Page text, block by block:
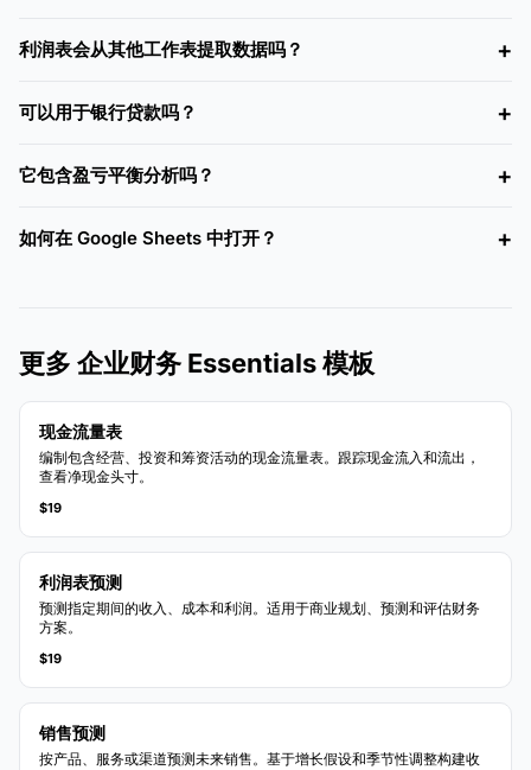
利润表会从其他工作表提取数据吗？
可以用于银行贷款吗？
它包含盈亏平衡分析吗？
如何在 Google Sheets 中打开？
更多 企业财务 Essentials 模板
现金流量表
编制包含经营、投资和筹资活动的现金流量表。跟踪现金流入和流出，
查看净现金头寸。
$19
利润表预测
预测指定期间的收入、成本和利润。适用于商业规划、预测和评估财务
方案。
$19
销售预测
按产品、服务或渠道预测未来销售。基于增长假设和季节性调整构建收